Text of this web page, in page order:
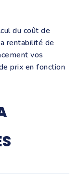
du coût de
rentabilité de
vos
prix en fonction